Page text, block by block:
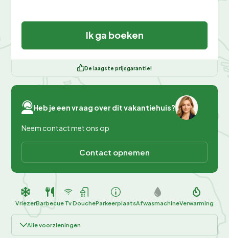
Ik ga boeken
De laagste prijsgarantie!
Heb je een vraag over dit vakantiehuis?
Neem contact met ons op
Contact opnemen
VriezerBarbecue TvDoucheParkeerplaatsAfwasmachineVerwarming
Alle voorzieningen